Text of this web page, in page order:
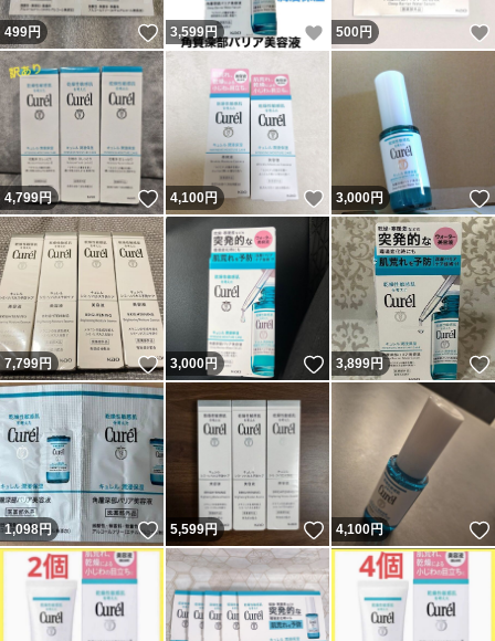
499円 いいね！
3,599円 いいね！
500円
4,799円 いいね！
4,100円 いいね！
3,000円
7,799円 いいね！
3,000円 いいね！
3,899円
1,098円 いいね！
5,599円 いいね！
4,100円